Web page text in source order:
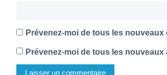
Prévenez-moi de tous les
Prévenez-moi de tous les nouveaux